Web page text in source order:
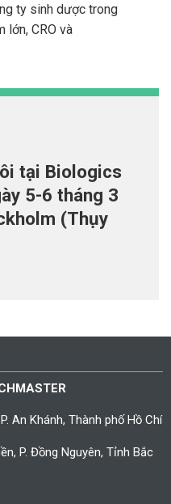
ty sinh dược trong
lớn, CRO và
tại Biologics
5-6 tháng 3
(Thụy
An Khánh, Thành phố Hồ Chí
P. Đồng Nguyên, Tỉnh Bắc